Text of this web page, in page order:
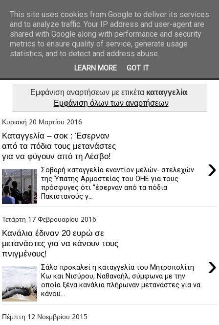
REPORTAZ NET
Εμφάνιση αναρτήσεων με ετικέτα καταγγελία.
Εμφάνιση όλων των αναρτήσεων
Κυριακή 20 Μαρτίου 2016
Καταγγελία – σοκ : Έσερναν
από τα πόδια τους μετανάστες
για να φύγουν από τη Λέσβο!
›
Σοβαρή καταγγελία εναντίον μελών- στελεχών
της Ύπατης Αρμοστείας του ΟΗΕ για τους
πρόσφυγες ότι "έσερναν από τα πόδια
Πακιστανούς γ...
Τετάρτη 17 Φεβρουαρίου 2016
Kανάλια έδιναν 20 ευρώ σε
μετανάστες για να κάνουν τους
πνιγμένους!
›
Σάλο προκαλεί η καταγγελία του Μητροπολίτη
Κω και Νισύρου, Ναθαναήλ, σύμφωνα με την
οποία ξένα κανάλια πλήρωναν μετανάστες για να
κάνου...
Πέμπτη 12 Νοεμβρίου 2015
This site uses cookies from Google to deliver its services
and to analyze traffic. Your IP address and user-agent are
shared with Google along with performance and security
metrics to ensure quality of service, generate usage
statistics, and to detect and address abuse.
LEARN MORE GOT IT